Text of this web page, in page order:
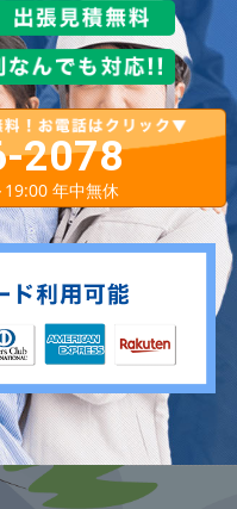
2078
年中無休